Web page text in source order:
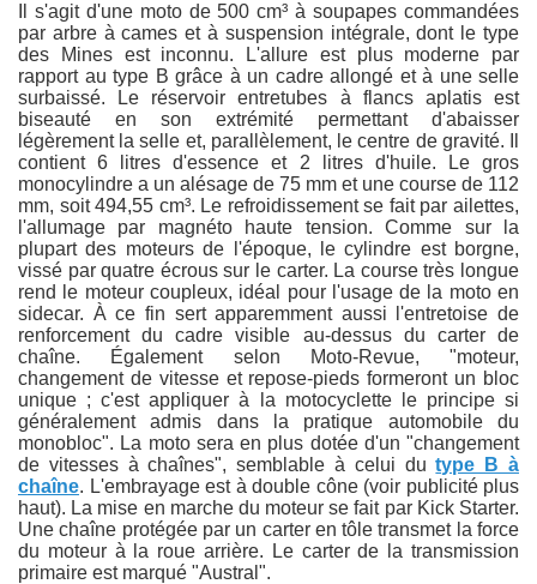
Il s'agit d'une moto de 500 cm³ à soupapes commandées
par arbre à cames et à suspension intégrale, dont le type
des Mines est inconnu. L'allure est plus moderne par
rapport au type B grâce à un cadre allongé et à une selle
surbaissé. Le réservoir entretubes à flancs aplatis est
biseauté en son extrémité permettant d'abaisser
légèrement la selle et, parallèlement, le centre de gravité. Il
contient 6 litres d'essence et 2 litres d'huile. Le gros
monocylindre a un alésage de 75 mm et une course de 112
mm, soit 494,55 cm³. Le refroidissement se fait par ailettes,
l'allumage par magnéto haute tension. Comme sur la
plupart des moteurs de l'époque, le cylindre est borgne,
vissé par quatre écrous sur le carter. La course très longue
rend le moteur coupleux, idéal pour l'usage de la moto en
sidecar. À ce fin sert apparemment aussi l'entretoise de
renforcement du cadre visible au-dessus du carter de
chaîne. Également selon Moto-Revue, "moteur,
changement de vitesse et repose-pieds formeront un bloc
unique ; c'est appliquer à la motocyclette le principe si
généralement admis dans la pratique automobile du
monobloc". La moto sera en plus dotée d'un "changement
de vitesses à chaînes", semblable à celui dutype B à
chaîne. L'embrayage est à double cône (voir publicité plus
haut). La mise en marche du moteur se fait par Kick Starter.
Une chaîne protégée par un carter en tôle transmet la force
du moteur à la roue arrière. Le carter de la transmission
primaire est marqué "Austral".